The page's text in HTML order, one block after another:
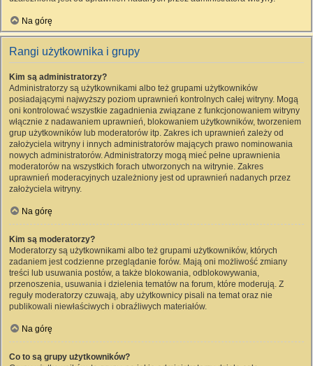
Na górę
Rangi użytkownika i grupy
Kim są administratorzy?
Administratorzy są użytkownikami albo też grupami użytkowników
posiadającymi najwyższy poziom uprawnień kontrolnych całej witryny. Mogą
oni kontrolować wszystkie zagadnienia związane z funkcjonowaniem witryny
włącznie z nadawaniem uprawnień, blokowaniem użytkowników, tworzeniem
grup użytkowników lub moderatorów itp. Zakres ich uprawnień zależy od
założyciela witryny i innych administratorów mających prawo nominowania
nowych administratorów. Administratorzy mogą mieć pełne uprawnienia
moderatorów na wszystkich forach utworzonych na witrynie. Zakres
uprawnień moderacyjnych uzależniony jest od uprawnień nadanych przez
założyciela witryny.
Na górę
Kim są moderatorzy?
Moderatorzy są użytkownikami albo też grupami użytkowników, których
zadaniem jest codzienne przeglądanie forów. Mają oni możliwość zmiany
treści lub usuwania postów, a także blokowania, odblokowywania,
przenoszenia, usuwania i dzielenia tematów na forum, które moderują. Z
reguły moderatorzy czuwają, aby użytkownicy pisali na temat oraz nie
publikowali niewłaściwych i obraźliwych materiałów.
Na górę
Co to są grupy użytkowników?